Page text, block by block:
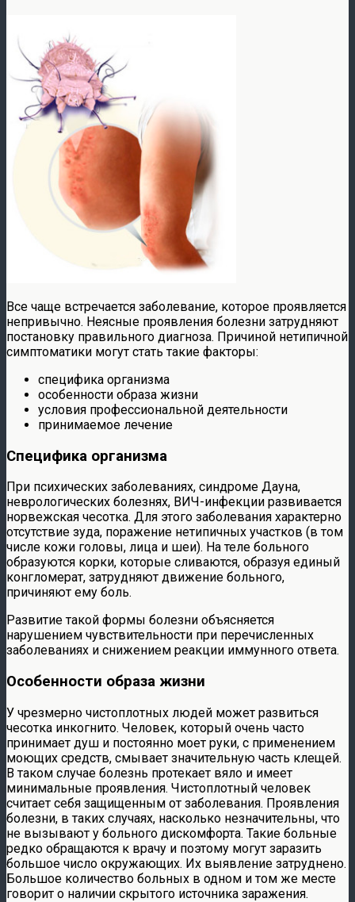
Все чаще встречается заболевание, которое проявляется
непривычно. Неясные проявления болезни затрудняют
постановку правильного диагноза. Причиной нетипичной
симптоматики могут стать такие факторы:
специфика организма
особенности образа жизни
условия профессиональной деятельности
принимаемое лечение
Специфика организма
При психических заболеваниях, синдроме Дауна,
неврологических болезнях, ВИЧ-инфекции развивается
норвежская чесотка. Для этого заболевания характерно
отсутствие зуда, поражение нетипичных участков (в том
числе кожи головы, лица и шеи). На теле больного
образуются корки, которые сливаются, образуя единый
конгломерат, затрудняют движение больного,
причиняют ему боль.
Развитие такой формы болезни объясняется
нарушением чувствительности при перечисленных
заболеваниях и снижением реакции иммунного ответа.
Особенности образа жизни
У чрезмерно чистоплотных людей может развиться
чесотка инкогнито. Человек, который очень часто
принимает душ и постоянно моет руки, с применением
моющих средств, смывает значительную часть клещей.
В таком случае болезнь протекает вяло и имеет
минимальные проявления. Чистоплотный человек
считает себя защищенным от заболевания. Проявления
болезни, в таких случаях, насколько незначительны, что
не вызывают у больного дискомфорта. Такие больные
редко обращаются к врачу и поэтому могут заразить
большое число окружающих. Их выявление затруднено.
Большое количество больных в одном и том же месте
говорит о наличии скрытого источника заражения.